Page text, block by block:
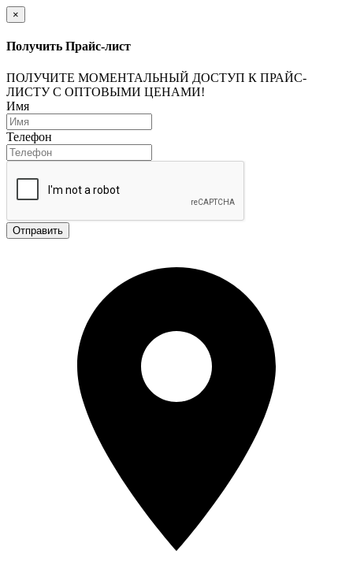
×
Получить Прайс-лист
ПОЛУЧИТЕ МОМЕНТАЛЬНЫЙ ДОСТУП К ПРАЙС-
ЛИСТУ С ОПТОВЫМИ ЦЕНАМИ!
Имя
Телефон
Отправить